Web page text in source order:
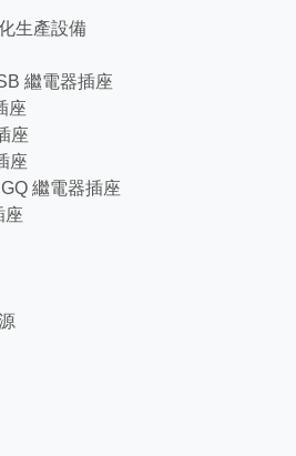
生產設備
繼電器插座
座
座
座
繼電器插座
座